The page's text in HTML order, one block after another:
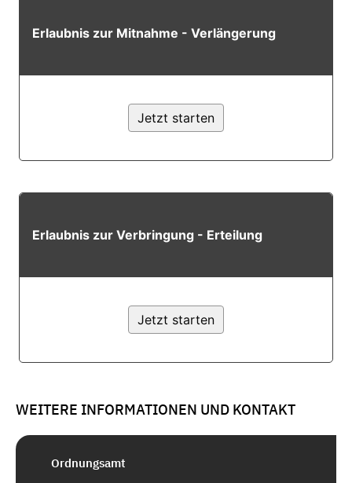
WEITERE INFORMATIONEN UND KONTAKT
Ordnungsamt